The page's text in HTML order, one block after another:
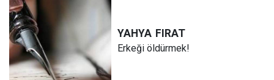
YAHYA FIRAT
Erkeği öldürmek!